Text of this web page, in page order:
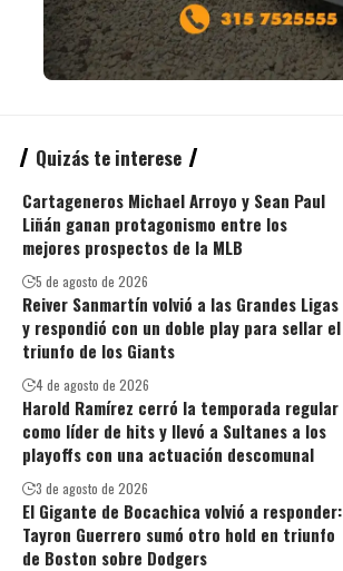
Quizás te interese
Cartageneros Michael Arroyo y Sean Paul
Liñán ganan protagonismo entre los
mejores prospectos de la MLB
5 de agosto de 2026
Reiver Sanmartín volvió a las Grandes Ligas
y respondió con un doble play para sellar el
triunfo de los Giants
4 de agosto de 2026
Harold Ramírez cerró la temporada regular
como líder de hits y llevó a Sultanes a los
playoffs con una actuación descomunal
3 de agosto de 2026
El Gigante de Bocachica volvió a responder:
Tayron Guerrero sumó otro hold en triunfo
de Boston sobre Dodgers